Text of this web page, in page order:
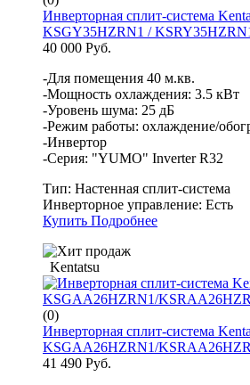
Инверторная сплит-система
KSGY35HZRN1 /
40 000 Руб.
-Для помещения 40 м.кв.
-Мощность охлаждения: 3.5 кВт
-Уровень шума: 25 дБ
-Режим работы: охлаждение/
-Инвертор
-Серия: "YUMO" Inverter R32
Тип: Настенная сплит-система
Инверторное управление: Есть
Купить Подробнее
Kentatsu
(0)
Инверторная сплит-система
KSGAA26HZRN1/
41 490 Руб.